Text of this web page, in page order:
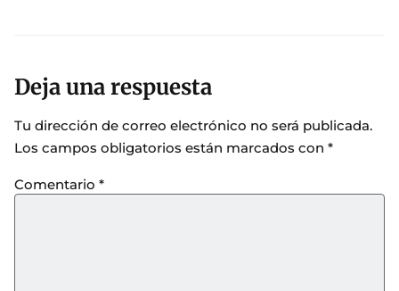
Deja una respuesta
Tu dirección de correo electrónico no será publicada.
Los campos obligatorios están marcados con *
Comentario *